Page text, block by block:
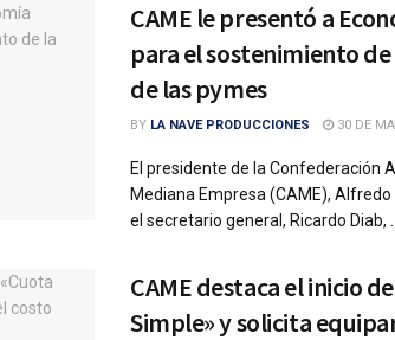
CAME le presentó a
para el sostenimiento
de las pymes
BY LA NAVE PRODUCCIONES 30 DE
El presidente de la Confederación
Mediana Empresa (CAME),
el secretario general, Ricardo Diab, ...
CAME destaca el inicio
Simple» y solicita